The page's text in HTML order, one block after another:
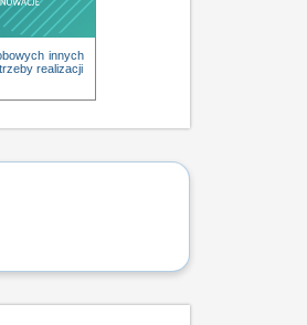
innych
realizacji